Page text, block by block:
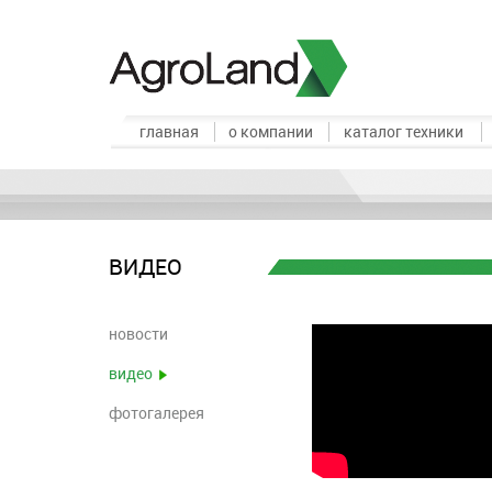
главная о компании каталог техники
ВИДЕО
новости
видео
фотогалерея